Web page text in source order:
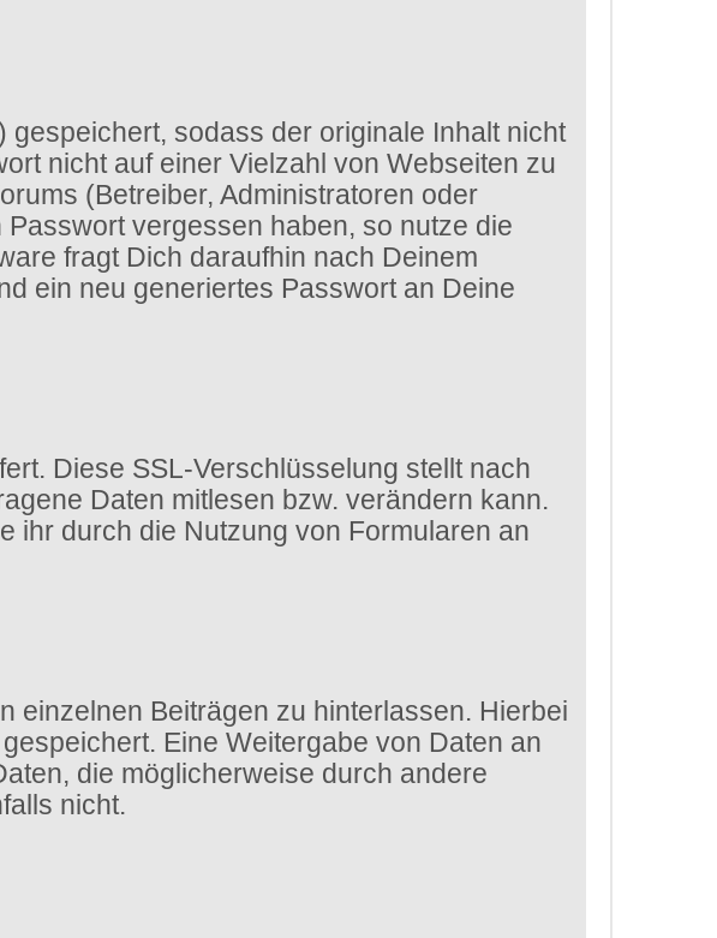
sodass der originale Inhalt nicht
nicht auf einer Vielzahl von Webseiten zu
(Betreiber, Administratoren oder
vergessen haben, so nutze die
fragt Dich daraufhin nach Deinem
ein neu generiertes Passwort an Deine
Diese SSL-Verschlüsselung stellt nach
Daten mitlesen bzw. verändern kann.
ihr durch die Nutzung von Formularen an
einzelnen Beiträgen zu hinterlassen. Hierbei
Eine Weitergabe von Daten an
die möglicherweise durch andere
nicht.